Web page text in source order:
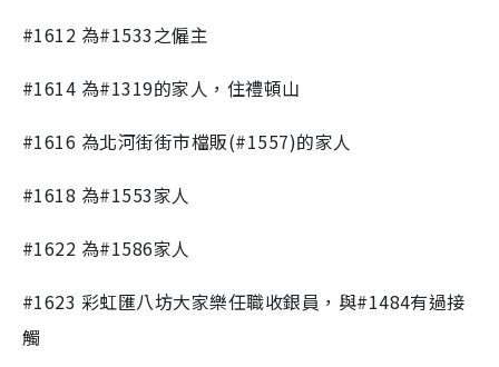
#1612 為#1533之僱主
#1614 為#1319的家人，住禮頓山
#1616 為北河街街市檔販(#1557)的家人
#1618 為#1553家人
#1622 為#1586家人
#1623 彩虹匯八坊大家樂任職收銀員，與#1484有過接
觸